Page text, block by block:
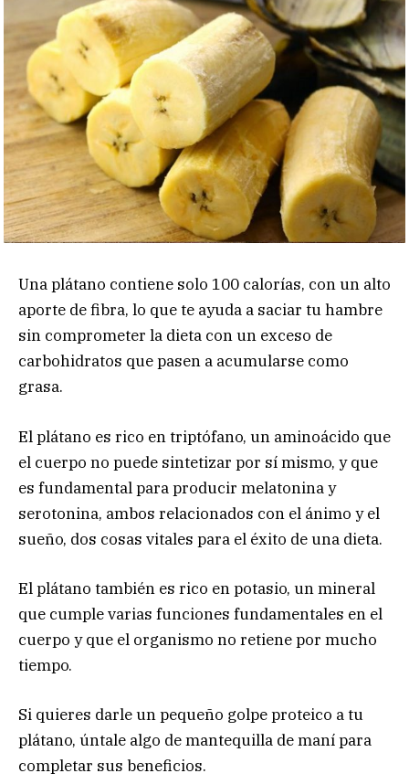
Una plátano contiene solo 100 calorías, con un alto
aporte de fibra, lo que te ayuda a saciar tu hambre
sin comprometer la dieta con un exceso de
carbohidratos que pasen a acumularse como
grasa.
El plátano es rico en triptófano, un aminoácido que
el cuerpo no puede sintetizar por sí mismo, y que
es fundamental para producir melatonina y
serotonina, ambos relacionados con el ánimo y el
sueño, dos cosas vitales para el éxito de una dieta.
El plátano también es rico en potasio, un mineral
que cumple varias funciones fundamentales en el
cuerpo y que el organismo no retiene por mucho
tiempo.
Si quieres darle un pequeño golpe proteico a tu
plátano, úntale algo de mantequilla de maní para
completar sus beneficios.